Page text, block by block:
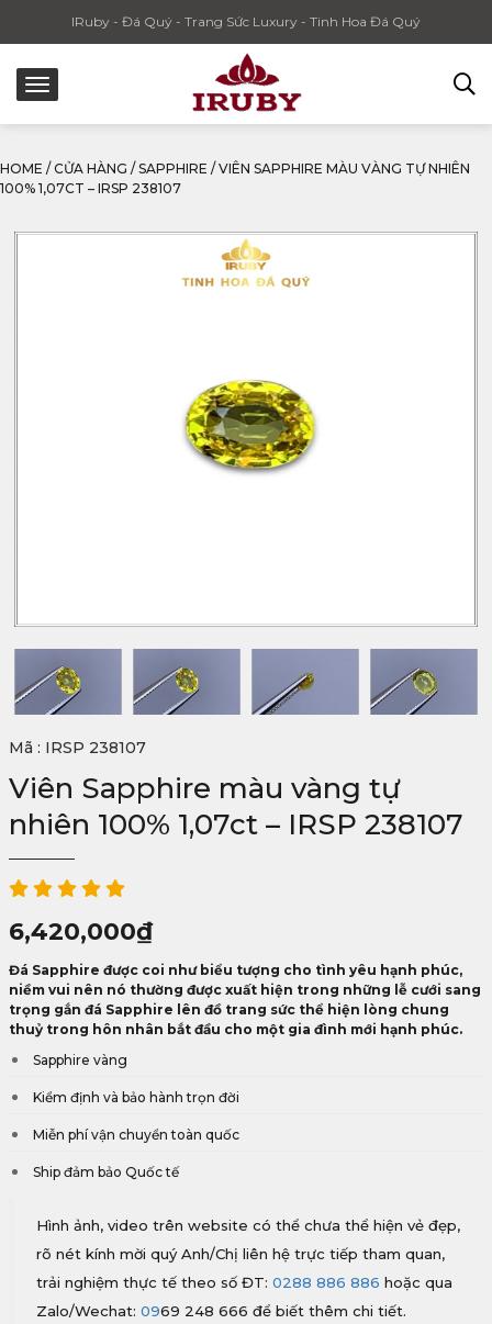
IRuby - Đá Quý - Trang Sức Luxury - Tinh Hoa Đá Quý
HOME / CỬA HÀNG / SAPPHIRE / VIÊN SAPPHIRE MÀU VÀNG TỰ NHIÊN
100% 1,07CT – IRSP 238107
Mã : IRSP 238107
Viên Sapphire màu vàng tự
nhiên 100% 1,07ct – IRSP 238107
6,420,000₫
Đá Sapphire được coi như biểu tượng cho tình yêu hạnh phúc,
niềm vui nên nó thường được xuất hiện trong những lễ cưới sang
trọng gắn đá Sapphire lên đồ trang sức thể hiện lòng chung
thuỷ trong hôn nhân bắt đầu cho một gia đình mới hạnh phúc.
Sapphire vàng
Kiểm định và bảo hành trọn đời
Miễn phí vận chuyển toàn quốc
Ship đảm bảo Quốc tế
Hình ảnh, video trên website có thể chưa thể hiện vẻ đẹp,
rõ nét kính mời quý Anh/Chị liên hệ trực tiếp tham quan,
trải nghiệm thực tế theo số ĐT: 0288 886 886 hoặc qua
Zalo/Wechat: 0969 248 666 để biết thêm chi tiết.